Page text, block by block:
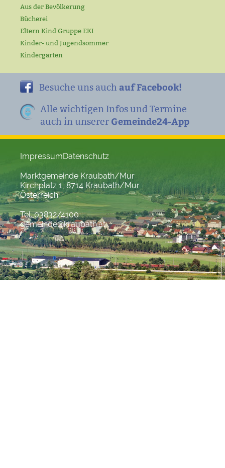
Aus der Bevölkerung
Bücherei
Eltern Kind Gruppe EKI
Kinder- und Jugendsommer
Kindergarten
Besuche uns auch auf Facebook!
Alle wichtigen Infos und Termine
auch in unserer Gemeinde24-App
ImpressumDatenschutz
Marktgemeinde Kraubath/Mur
Kirchplatz 1, 8714 Kraubath/Mur
Österreich
Tel. 03832/4100
gemeinde@kraubath.at